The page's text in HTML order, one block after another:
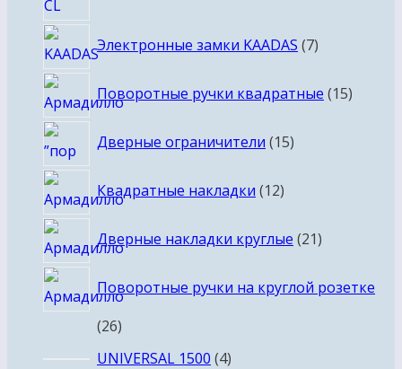
Электронные замки KAADAS 77
Поворотные ручки квадратные 1515
Дверные ограничители 1515
Квадратные накладки 1212
Дверные накладки круглые 2121
Поворотные ручки на круглой розетке
2626
товаров
UNIVERSAL 1500 44